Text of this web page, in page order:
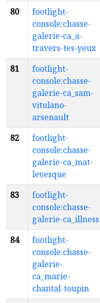
80
footlight-
console:chasse-
galerie-ca_a-
travers-tes-yeux
81
footlight-
console:chasse-
galerie-ca_sam-
vitulano-
arsenault
82
footlight-
console:chasse-
galerie-ca_mat-
levesque
83
footlight-
console:chasse-
galerie-ca_illness
84
footlight-
console:chasse-
galerie-
ca_marie-
chantal-toupin